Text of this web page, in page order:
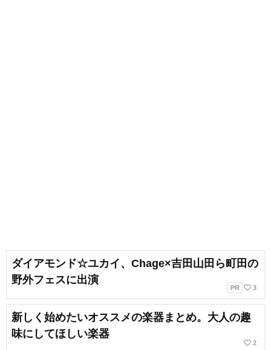
ダイアモンド☆ユカイ、Chage×吉田山田ら町田の
野外フェスに出演
PR favorite_border 3
新しく始めたいオススメの楽器まとめ。大人の趣
味にしてほしい楽器
favorite_border 2